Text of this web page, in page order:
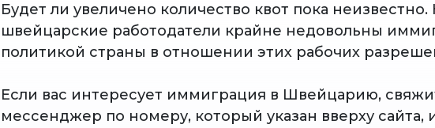
Будет ли увеличено количество квот пока
швейцарские работодатели крайне недовольны
политикой страны в отношении этих рабочих
Если вас интересует иммиграция в Швейцарию,
мессенджер по номеру, который указан вверху сайта,